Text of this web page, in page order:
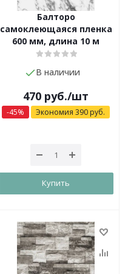
Балторо
самоклеющаяся пленка
600 мм, длина 10 м
В наличии
470 руб./шт
-45% Экономия 390 руб.
Купить